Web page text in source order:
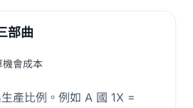
部曲
會成本
產比例。例如 A 國 1X =